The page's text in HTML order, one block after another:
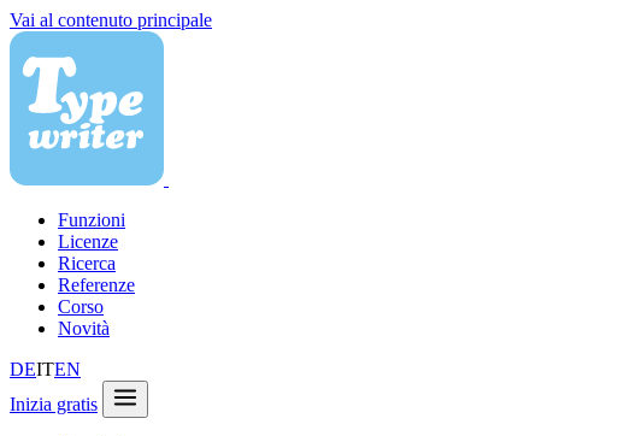
Vai al contenuto principale
Funzioni
Licenze
Ricerca
Referenze
Corso
Novità
DEITEN
Inizia gratis